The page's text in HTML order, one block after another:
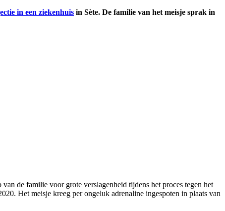
in een ziekenhuis in Sète. De familie van het meisje sprak in
de familie voor grote verslagenheid tijdens het proces tegen het
Het meisje kreeg per ongeluk adrenaline ingespoten in plaats van